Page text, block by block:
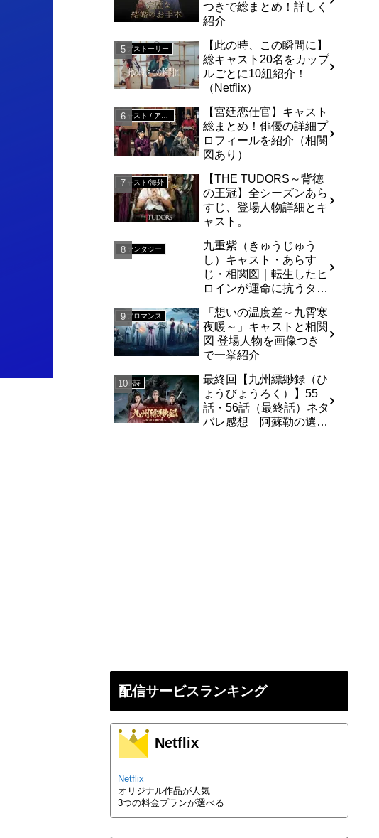
つきで総まとめ！詳しく
紹介
ラブストーリー
【此の時、この瞬間に】
総キャスト20名をカップ
ルごとに10組紹介！
（Netflix）
【宮廷恋仕官】キャスト
総まとめ！俳優の詳細プ
ロフィールを紹介（相関
図あり）
キャスト/海外
【THE TUDORS～背徳
の王冠】全シーズンあら
すじ、登場人物詳細とキ
ャスト。
ファンタジー
九重紫（きゅうじゅう
し）キャスト・あらす
じ・相関図｜転生したヒ
ロインが運命に抗うタイ
ー
ラブロマンス
「想いの温度差～九霄寒
夜暖～」キャストと相関
図 登場人物を画像つき
で一挙紹介
叙事詩
最終回【九州縹緲録（ひ
ょうびょうろく）】55
話・56話（最終話）ネタ
バレ感想 阿蘇勒の選ぶ
配信サービスランキング
Netflix
Netflix
オリジナル作品が人気
3つの料金プランが選べる